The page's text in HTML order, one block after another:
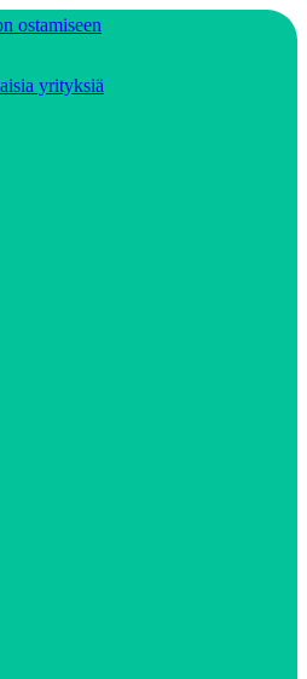
ostamiseen
yrityksiä